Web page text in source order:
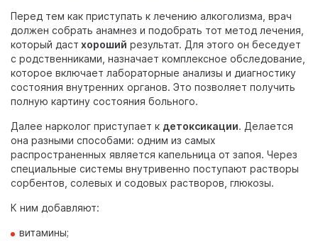
Перед тем как приступать к лечению алкоголизма, врач
должен собрать анамнез и подобрать тот метод лечения,
который даст хороший результат. Для этого он беседует
с родственниками, назначает комплексное обследование,
которое включает лабораторные анализы и диагностику
состояния внутренних органов. Это позволяет получить
полную картину состояния больного.
Далее нарколог приступает к детоксикации. Делается
она разными способами: одним из самых
распространенных является капельница от запоя. Через
специальные системы внутривенно поступают растворы
сорбентов, солевых и содовых растворов, глюкозы.
К ним добавляют:
витамины;